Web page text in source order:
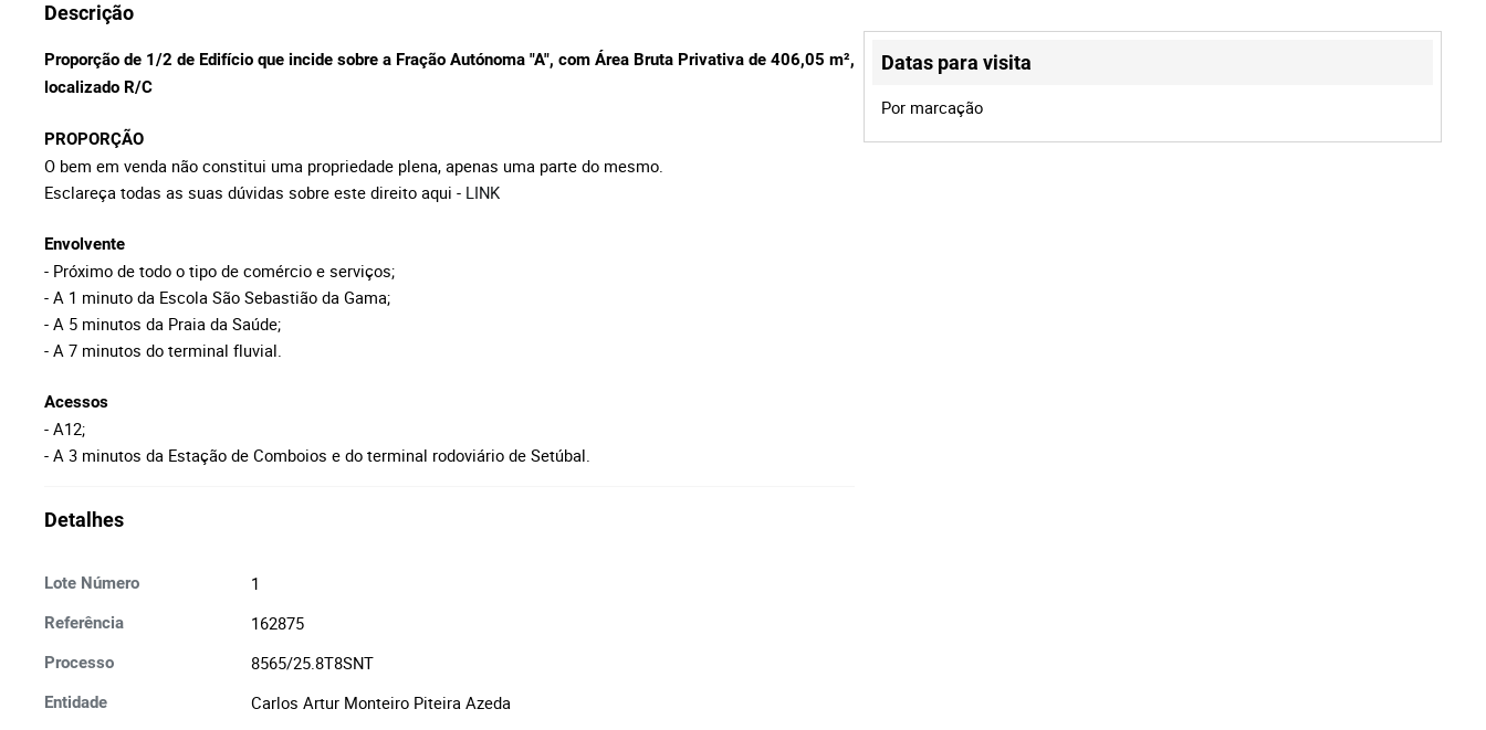
Descrição
Proporção de 1/2 de Edifício que incide sobre a Fração Autónoma "A", com Área Bruta Privativa de 406,05 m²,
localizado R/C
PROPORÇÃO
O bem em venda não constitui uma propriedade plena, apenas uma parte do mesmo.
Esclareça todas as suas dúvidas sobre este direito aqui - LINK
Envolvente
- Próximo de todo o tipo de comércio e serviços;
- A 1 minuto da Escola São Sebastião da Gama;
- A 5 minutos da Praia da Saúde;
- A 7 minutos do terminal fluvial.
Acessos
- A12;
- A 3 minutos da Estação de Comboios e do terminal rodoviário de Setúbal.
Detalhes
Lote Número 1
Referência 162875
Processo 8565/25.8T8SNT
Entidade Carlos Artur Monteiro Piteira Azeda
Datas para visita
Por marcação